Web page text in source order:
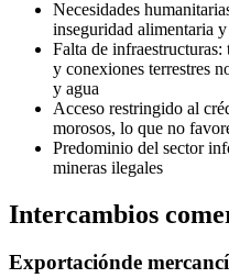
Necesidades
inseguridad alimentaria
Falta de
y conexiones terrestres
y agua
Acceso restringido al
morosos, lo que no
Predominio del sector
mineras ilegales
Intercambios
Exportaciónde